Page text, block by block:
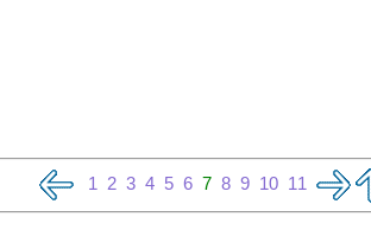
1 2 3 4 5 6 7 8 9 10 11